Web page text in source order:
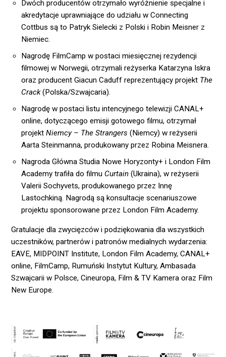
Dwóch producentów otrzymało wyróżnienie specjalne i
akredytacje uprawniające do udziału w Connecting
Cottbus są to Patryk Sielecki z Polski i Robin Meisner z
Niemiec.
Nagrodę FilmCamp w postaci miesięcznej rezydencji
filmowej w Norwegii, otrzymali reżyserka Katarzyna Iskra
oraz producent Giacun Caduff reprezentujący projekt The
Crack(Polska/Szwajcaria).
Nagrodę w postaci listu intencyjnego telewizji CANAL+
online, dotyczącego emisji gotowego filmu, otrzymał
projektNiemcy – The Strangers (Niemcy) w reżyserii
Aarta Steinmanna, produkowany przez Robina Meisnera.
Nagroda Główna Studia Nowe Horyzonty+ i London Film
Academy trafiła do filmu Curtain (Ukraina), w reżyserii
Valerii Sochyvets, produkowanego przez Innę
Lastochkiną. Nagrodą są konsultacje scenariuszowe
projektu sponsorowane przez London Film Academy.
Gratulacje dla zwycięzców i podziękowania dla wszystkich
uczestników, partnerów i patronów medialnych wydarzenia:
EAVE, MIDPOINT Institute, London Film Academy, CANAL+
online, FilmCamp, Rumuński Instytut Kultury, Ambasada
Szwajcarii w Polsce, Cineuropa, Film & TV Kamera oraz Film
New Europe.